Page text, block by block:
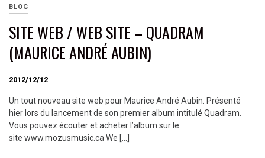
BLOG
SITE WEB / WEB SITE – QUADRAM
(MAURICE ANDRÉ AUBIN)
2012/12/12
Un tout nouveau site web pour Maurice André Aubin. Présenté
hier lors du lancement de son premier album intitulé Quadram.
Vous pouvez écouter et acheter l’album sur le
site www.mozusmusic.ca We […]